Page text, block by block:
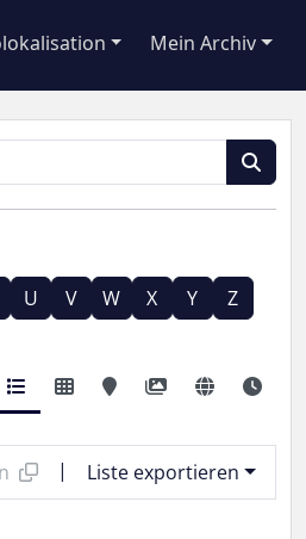
Mein Archiv
U V W X Y Z
| Liste exportieren